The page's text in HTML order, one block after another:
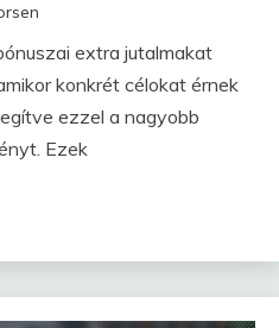
extra jutalmakat
konkrét célokat érnek
ezzel a nagyobb
Ezek